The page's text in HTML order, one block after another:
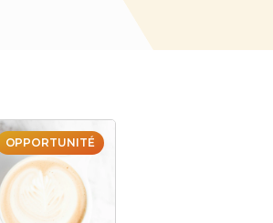
OPPORTUNITÉ